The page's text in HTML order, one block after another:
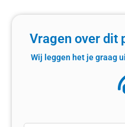
Vragen over dit
Wij leggen het je graag